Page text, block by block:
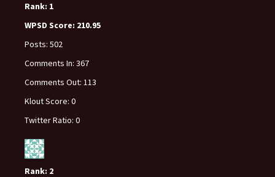
Rank: 1
WPSD Score: 210.95
Posts: 502
Comments In: 367
Comments Out: 113
Klout Score: 0
Twitter Ratio: 0
Rank: 2